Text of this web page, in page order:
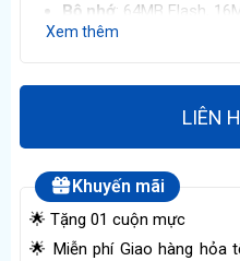
Bộ nhớ: 64MB Flash,
Kết nối: USB 2.0, Serial
Xem thêm
LIÊN
Khuyến mãi
🌟 Tặng 01 cuộn mực
🌟 Miễn phí Giao hàng hỏa